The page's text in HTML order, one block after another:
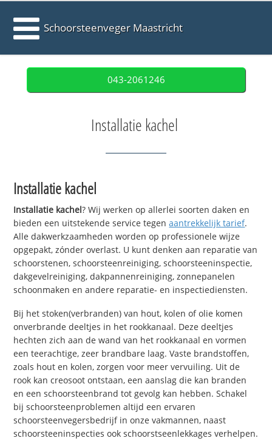
Schoorsteenveger Maastricht
043-2061246
Installatie kachel
Installatie kachel
Installatie kachel? Wij werken op allerlei soorten daken en
bieden een uitstekende service tegenaantrekkelijk tarief.
Alle dakwerkzaamheden worden op professionele wijze
opgepakt, zónder overlast. U kunt denken aan reparatie van
schoorstenen, schoorsteenreiniging, schoorsteeninspectie,
dakgevelreiniging, dakpannenreiniging, zonnepanelen
schoonmaken en andere reparatie- en inspectiediensten.
Bij het stoken(verbranden) van hout, kolen of olie komen
onverbrande deeltjes in het rookkanaal. Deze deeltjes
hechten zich aan de wand van het rookkanaal en vormen
een teerachtige, zeer brandbare laag. Vaste brandstoffen,
zoals hout en kolen, zorgen voor meer vervuiling. Uit de
rook kan creosoot ontstaan, een aanslag die kan branden
en een schoorsteenbrand tot gevolg kan hebben. Schakel
bij schoorsteenproblemen altijd een ervaren
schoorsteenvegersbedrijf in onze vakmannen, naast
schoorsteeninspecties ook schoorstseenlekkages verhelpen.